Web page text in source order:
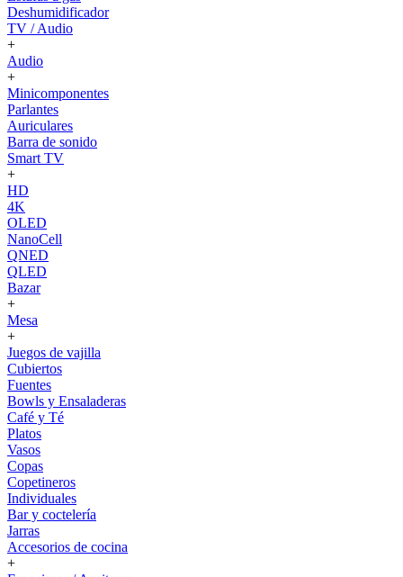
Deshumidificador
TV / Audio
+
Audio
+
Minicomponentes
Parlantes
Auriculares
Barra de sonido
Smart TV
+
HD
4K
OLED
NanoCell
QNED
QLED
Bazar
+
Mesa
+
Juegos de vajilla
Cubiertos
Fuentes
Bowls y Ensaladeras
Café y Té
Platos
Vasos
Copas
Copetineros
Individuales
Bar y coctelería
Jarras
Accesorios de cocina
+